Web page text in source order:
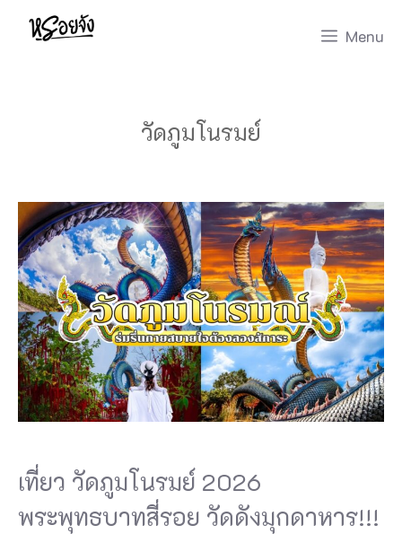
Skip
Menu
วัดภูมโนรมย์
เที่ยว วัดภูมโนรมย์ 2026
พระพุทธบาทสี่รอย วัดดังมุกดาหาร!!!